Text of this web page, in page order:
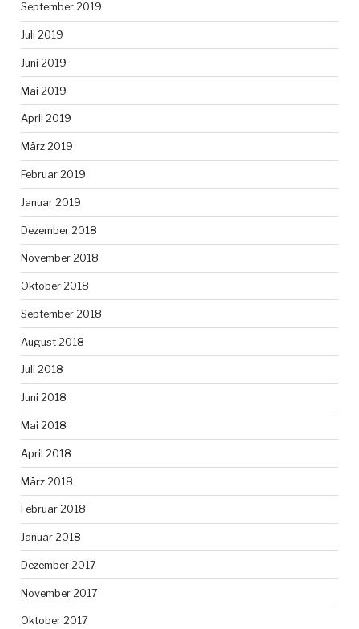
September 2019
Juli 2019
Juni 2019
Mai 2019
April 2019
März 2019
Februar 2019
Januar 2019
Dezember 2018
November 2018
Oktober 2018
September 2018
August 2018
Juli 2018
Juni 2018
Mai 2018
April 2018
März 2018
Februar 2018
Januar 2018
Dezember 2017
November 2017
Oktober 2017